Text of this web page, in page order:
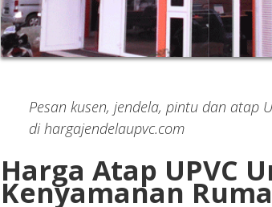
Pesan kusen, jendela, pintu dan atap
di hargajendelaupvc.com
Harga Atap UPVC
Kenyamanan